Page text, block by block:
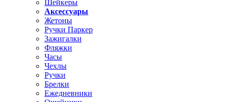
Шейкеры
Аксессуары
Жетоны
Ручки Паркер
Зажигалки
Фляжки
Часы
Чехлы
Ручки
Брелки
Ежедневники